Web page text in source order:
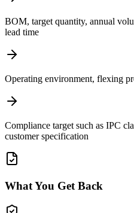
BOM, target quantity, annual
lead time
Operating environment, flexing
Compliance target such as IPC
customer specification
What You Get Back